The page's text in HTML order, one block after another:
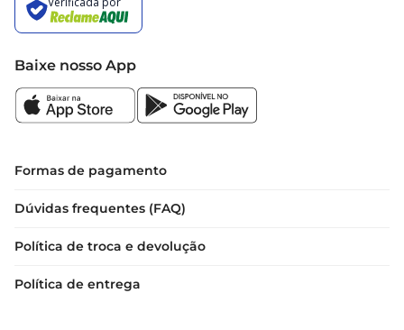
Baixe nosso App
Formas de pagamento
Dúvidas frequentes (FAQ)
Política de troca e devolução
Política de entrega